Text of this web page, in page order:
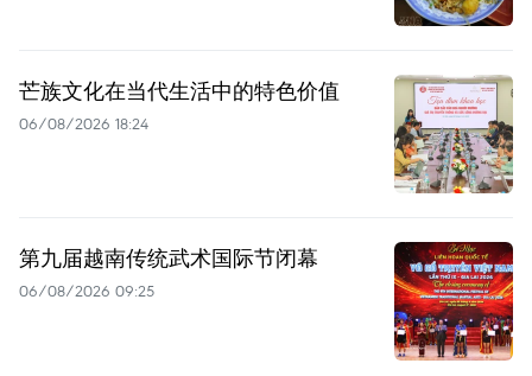
芒族文化在当代生活中的特色价值
06/08/2026 18:24
第九届越南传统武术国际节闭幕
06/08/2026 09:25